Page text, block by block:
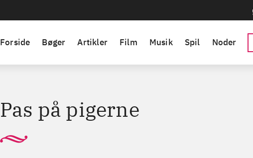
Forside Bøger Artikler Film Musik Spil Noder
Pas på pigerne